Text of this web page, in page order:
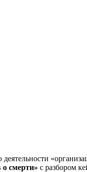
смерти» с разбором